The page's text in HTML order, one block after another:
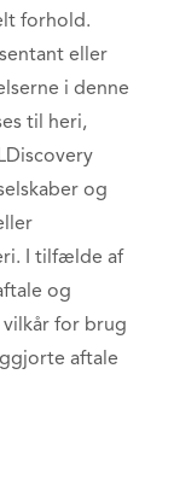
forhold.
eller
i denne
til heri,
og
I tilfælde af
og
for brug
aftale